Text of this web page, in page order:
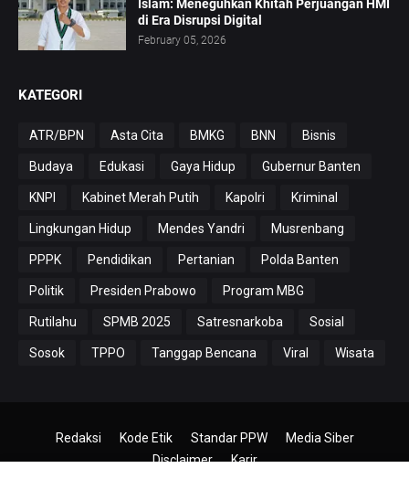
Islam: Meneguhkan Khitah Perjuangan HMI
di Era Disrupsi Digital
February 05, 2026
KATEGORI
ATR/BPN Asta Cita BMKG BNN Bisnis
Budaya Edukasi Gaya Hidup Gubernur Banten
KNPI Kabinet Merah Putih Kapolri Kriminal
Lingkungan Hidup Mendes Yandri Musrenbang
PPPK Pendidikan Pertanian Polda Banten
Politik Presiden Prabowo Program MBG
Rutilahu SPMB 2025 Satresnarkoba Sosial
Sosok TPPO Tanggap Bencana Viral Wisata
Redaksi Kode Etik Standar PPW
Media Siber
Disclaimer
Karir